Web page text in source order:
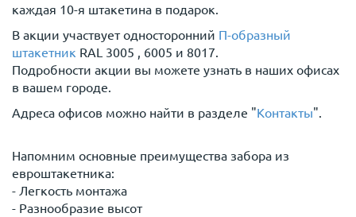
каждая 10-я штакетина в подарок.
В акции участвует односторонний П-образный
штакетник RAL 3005 , 6005 и 8017.
Подробности акции вы можете узнать в наших офисах
в вашем городе.
Адреса офисов можно найти в разделе "Контакты".
Напомним основные преимущества забора из
евроштакетника:
- Легкость монтажа
- Разнообразие высот